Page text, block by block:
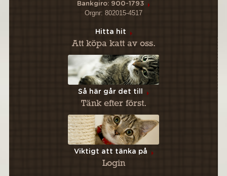
Bankgiro: 900-1793
Orgnr: 802015-4517
Hitta hit
Att köpa katt av oss.
Så här går det till
Tänk efter först.
Viktigt att tänka på
Login